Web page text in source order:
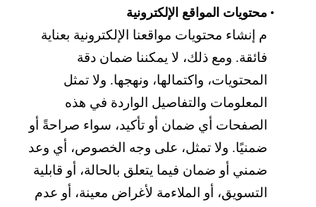
محتويات المواقع الإلكترونية
م إنشاء محتويات مواقعنا الإلكترونية بعناية
فائقة. ومع ذلك، لا يمكننا ضمان دقة
المحتويات، واكتمالها، ونهجها. ولا تمثل
المعلومات والتفاصيل الواردة في هذه
الصفحات أي ضمان أو تأكيد، سواء صراحةً أو
ضمنيًا. ولا تمثل، على وجه الخصوص، أي وعد
ضمني أو ضمان فيما يتعلق بالحالة، أو قابلية
التسويق، أو الملاءمة لأغراض معينة، أو عدم